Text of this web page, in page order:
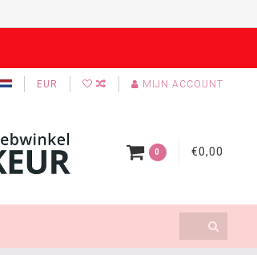
EUR MIJN ACCOUNT
0 €0,00